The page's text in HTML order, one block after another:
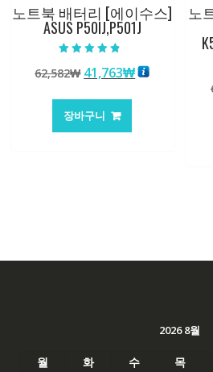
노트북 배터리 [에이수스]
ASUS P50IJ,P501J
4.50
로 평가됨
62,582₩ 원
가
격:
41,763₩현
장바구니
노
2026 8월
월 화 수 목